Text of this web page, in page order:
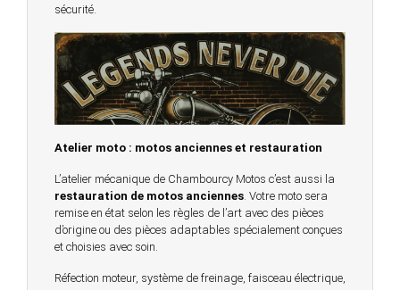
sécurité.
Atelier moto : motos anciennes et restauration
L’atelier mécanique de Chambourcy Motos c’est aussi la
restauration de motos anciennes . Votre moto sera
remise en état selon les règles de l’art avec des pièces
d’origine ou des pièces adaptables spécialement conçues
et choisies avec soin.
Réfection moteur, système de freinage, faisceau électrique,